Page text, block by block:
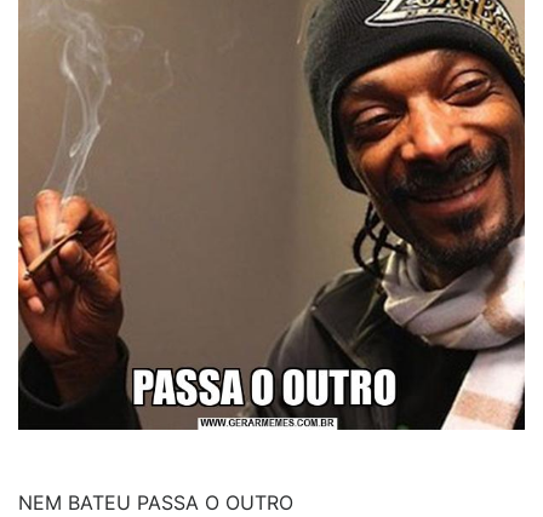
NEM BATEU PASSA O OUTRO